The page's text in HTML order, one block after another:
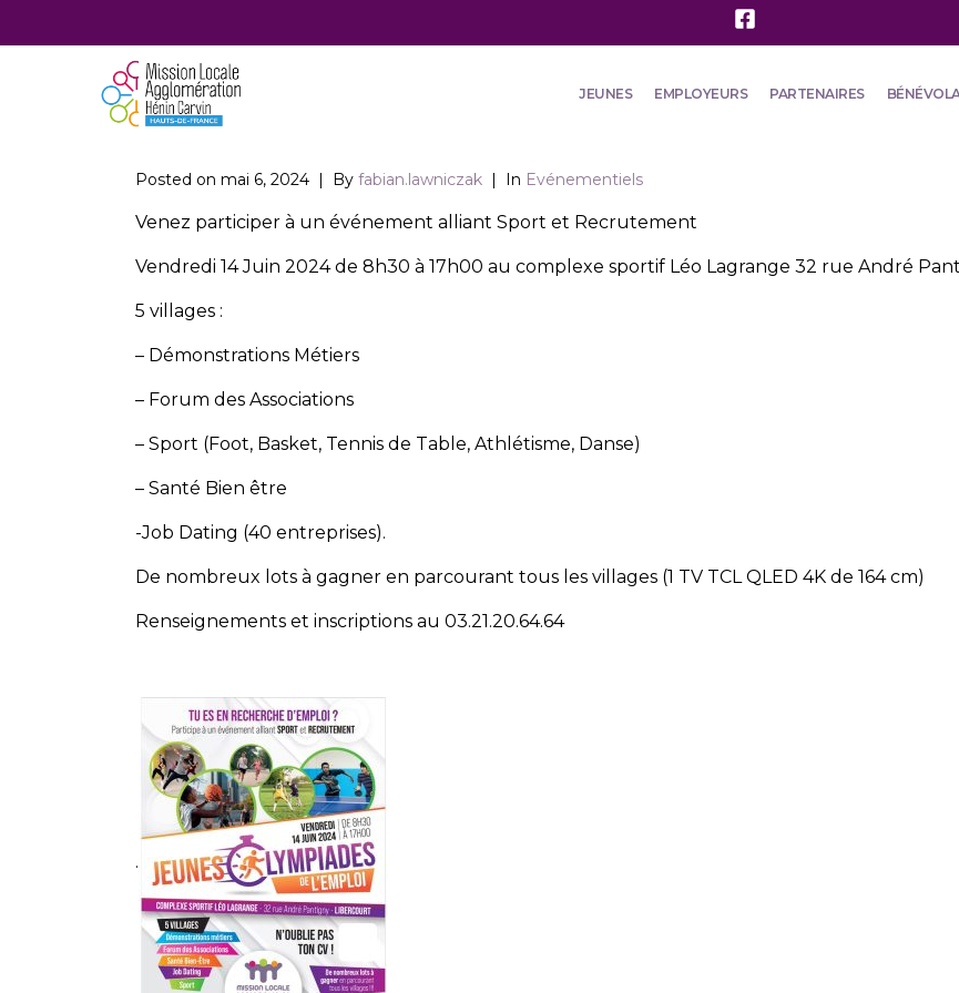
JEUNES EMPLOYEURS PARTENAIRES
Posted on mai 6, 2024 By fabian.lawniczak In Evénementiels
Venez participer à un événement alliant Sport et Recrutement
Vendredi 14 Juin 2024 de 8h30 à 17h00 au complexe sportif Léo Lagrange 32 rue André
5 villages :
– Démonstrations Métiers
– Forum des Associations
– Sport (Foot, Basket, Tennis de Table, Athlétisme, Danse)
– Santé Bien être
-Job Dating (40 entreprises).
De nombreux lots à gagner en parcourant tous les villages (1 TV TCL QLED 4K de 164 cm)
Renseignements et inscriptions au 03.21.20.64.64
.